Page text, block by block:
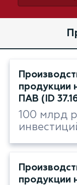
продукции
ПАВ (ID
100 млрд
продукции